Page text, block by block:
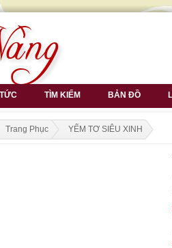
TÌM KIẾM BẢN ĐỒ
Trang Phục YẾM TƠ SIÊU XINH